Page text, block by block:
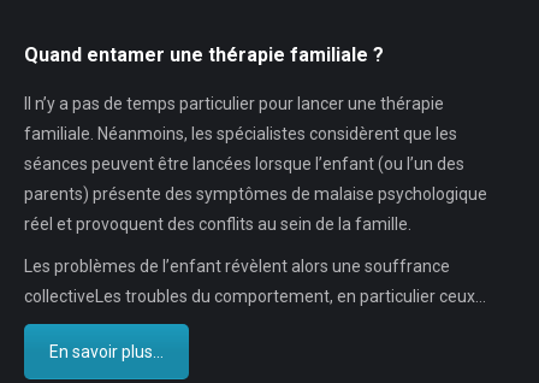
Quand entamer une thérapie familiale ?
Il n’y a pas de temps particulier pour lancer une thérapie
familiale. Néanmoins, les spécialistes considèrent que les
séances peuvent être lancées lorsque l’enfant (ou l’un des
parents) présente des symptômes de malaise psychologique
réel et provoquent des conflits au sein de la famille.
Les problèmes de l’enfant révèlent alors une souffrance
collectiveLes troubles du comportement, en particulier ceux…
En savoir plus...